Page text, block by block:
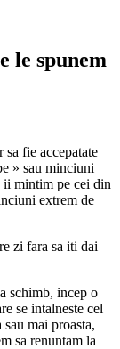
le spunem
fie accepatate
» sau minciuni
ii mintim pe cei din
extrem de
zi fara sa iti dai
schimb, incep o
se intalneste cel
mai proasta,
sa renuntam la